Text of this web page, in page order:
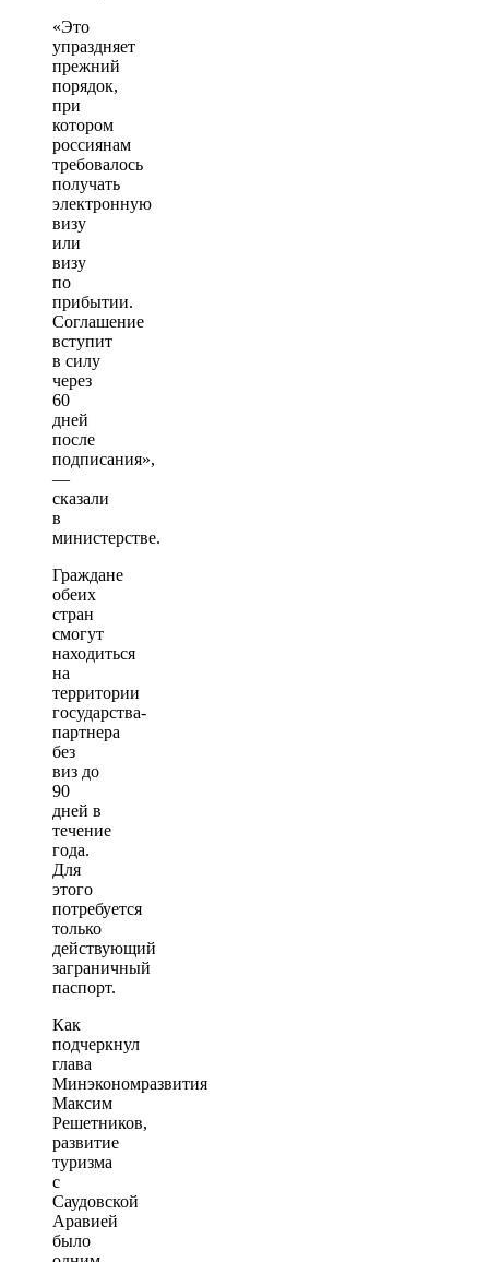
«Это
упраздняет
прежний
порядок,
при
котором
россиянам
требовалось
получать
электронную
визу
или
визу
по
прибытии.
Соглашение
вступит
в силу
через
60
дней
после
подписания»,
—
сказали
в
министерстве.
Граждане
обеих
стран
смогут
находиться
на
территории
государства-
партнера
без
виз до
90
дней в
течение
года.
Для
этого
потребуется
только
действующий
заграничный
паспорт.
Как
подчеркнул
глава
Минэкономразвития
Максим
Решетников,
развитие
туризма
с
Саудовской
Аравией
было